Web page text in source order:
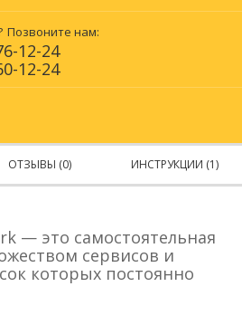
Позвоните нам:
12-24
12-24
ОТЗЫВЫ (0) ИНСТРУКЦИИ (1)
— это самостоятельная
сервисов и
которых постоянно